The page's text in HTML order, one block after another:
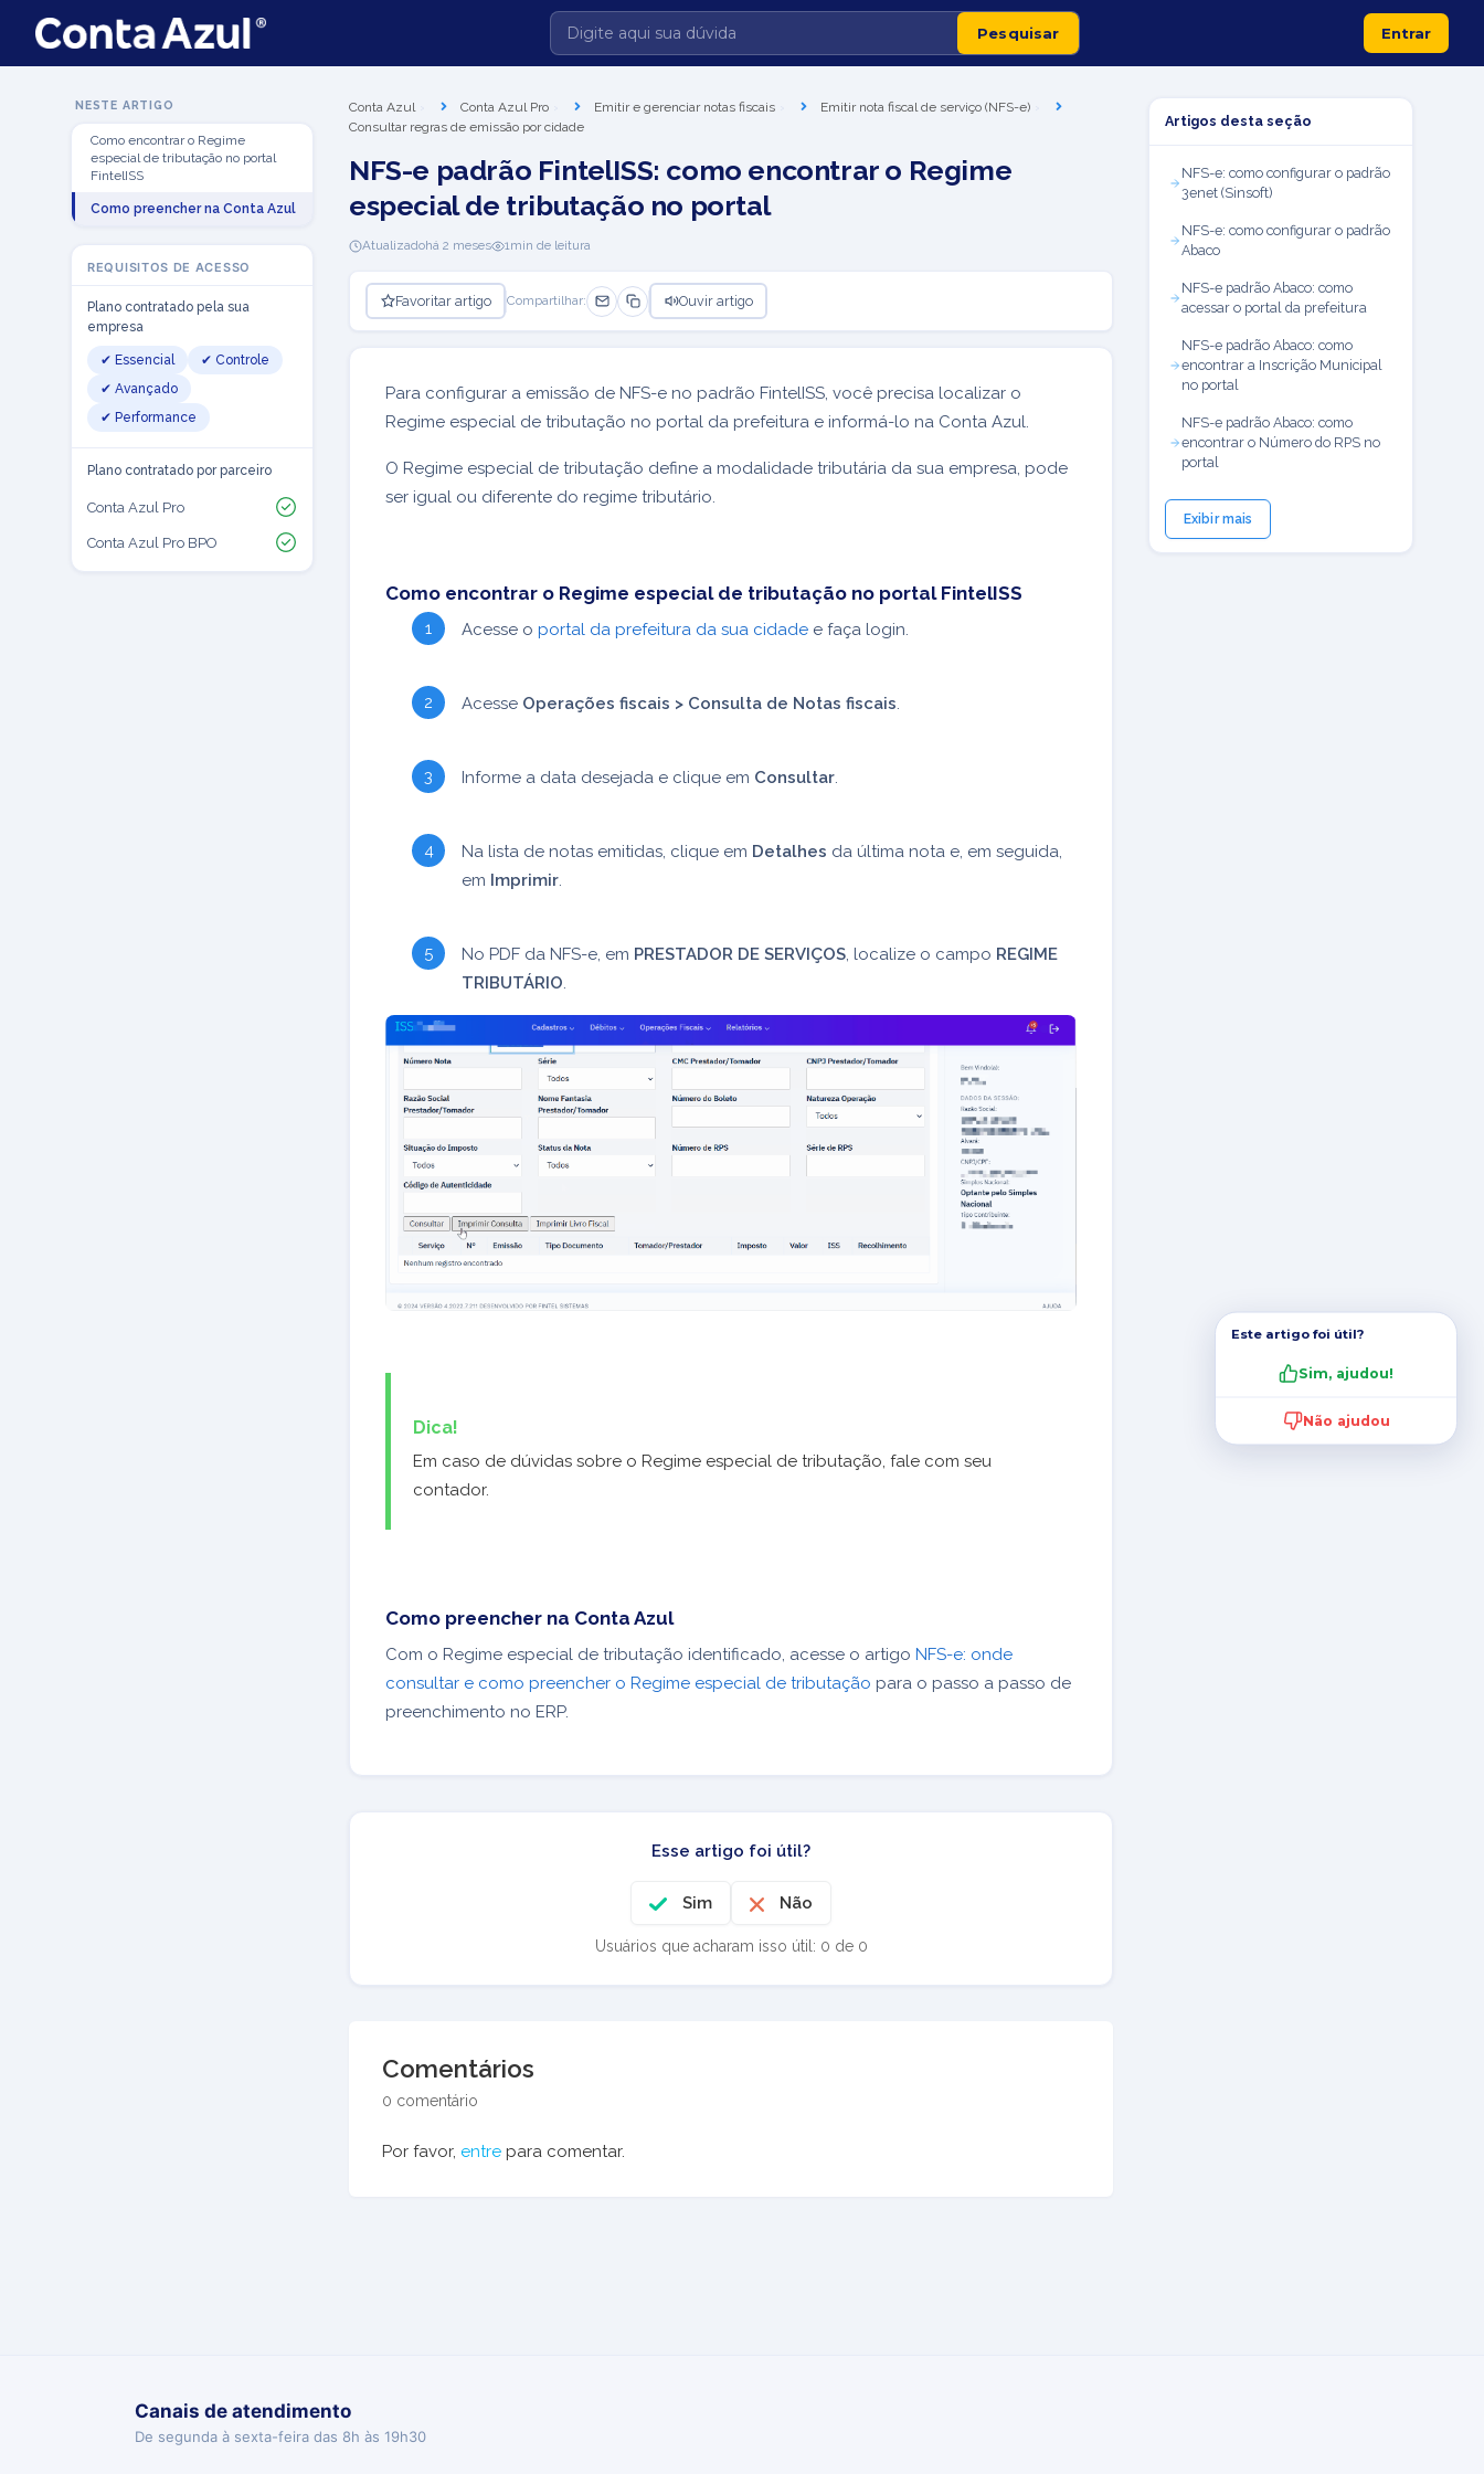
Entrar
NESTE ARTIGO
Como encontrar o Regime
especial de tributação no portal
FintelISS
Como preencher na Conta Azul
REQUISITOS DE ACESSO
Plano contratado pela sua
empresa
✔ Essencial
✔ Controle
✔ Avançado
✔ Performance
Plano contratado por parceiro
Conta Azul Pro
Conta Azul Pro BPO
Conta Azul Conta Azul Pro Emitir e gerenciar notas fiscais
Emitir nota fiscal de serviço (NFS-e)
Consultar regras de emissão por cidade
NFS-e padrão FintelISS: como encontrar o Regime
especial de tributação no portal
Atualizadohá 2 meses 1min de leitura
Favoritar artigo Compartilhar: Ouvir artigo
Para configurar a emissão de NFS-e no padrão FintelISS, você precisa localizar o
Regime especial de tributação no portal da prefeitura e informá-lo na Conta Azul.
O Regime especial de tributação define a modalidade tributária da sua empresa, pode
ser igual ou diferente do regime tributário.
Como encontrar o Regime especial de tributação no portal FintelISS
Acesse o portal da prefeitura da sua cidade e faça login.
Acesse Operações fiscais > Consulta de Notas fiscais.
Informe a data desejada e clique em Consultar.
Na lista de notas emitidas, clique em Detalhes da última nota e, em seguida,
em Imprimir.
No PDF da NFS-e, em PRESTADOR DE SERVIÇOS, localize o campo REGIME
TRIBUTÁRIO.
Dica!
Em caso de dúvidas sobre o Regime especial de tributação, fale com seu
contador.
Como preencher na Conta Azul
Com o Regime especial de tributação identificado, acesse o artigo NFS-e: onde
consultar e como preencher o Regime especial de tributação para o passo a passo de
preenchimento no ERP.
Esse artigo foi útil?
Sim Não
Usuários que acharam isso útil: 0 de 0
Comentários
0 comentário
Por favor, entre para comentar.
Artigos desta seção
NFS-e: como configurar o padrão
3enet (Sinsoft)
NFS-e: como configurar o padrão
Abaco
NFS-e padrão Abaco: como
acessar o portal da prefeitura
NFS-e padrão Abaco: como
encontrar a Inscrição Municipal
no portal
NFS-e padrão Abaco: como
encontrar o Número do RPS no
portal
Exibir mais
Este artigo foi útil?
Sim, ajudou!
Não ajudou
Canais de atendimento
De segunda à sexta-feira das 8h às 19h30